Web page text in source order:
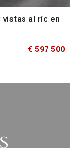
al río en
€ 597 500